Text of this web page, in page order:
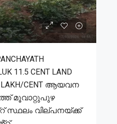
11.5 CENT LAND
LAKH/CENT ആയവന
മൂവാറ്റുപുഴ
സ്ഥലം വില്പനയ്ക്ക്